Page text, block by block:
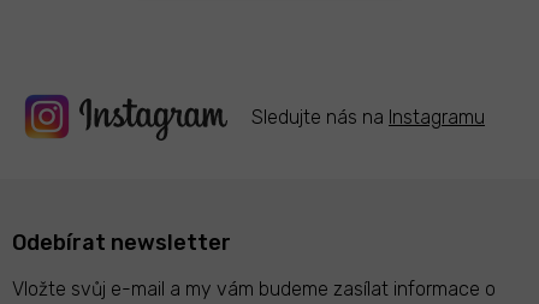
p
Sledujte nás na Instagramu
Odebírat newsletter
Vložte svůj e-mail a my vám budeme zasílat informace o